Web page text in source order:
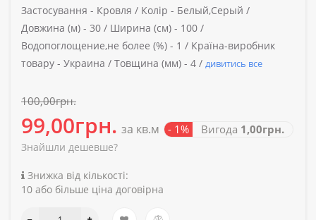
Застосування - Кровля / Колір - Белый,Серый /
Довжина (м) - 30 / Ширина (см) - 100 /
Водопоглощение,не более (%) - 1 / Країна-виробник
товару - Украина / Товщина (мм) - 4 / дивитись все
100,00грн.
99,00грн. за кв.м - 1% Вигода 1,00грн.
Знайшли дешевше?
Знижка від кількості:
10 або більше ціна договірна